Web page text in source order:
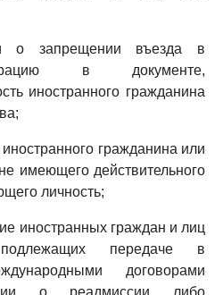
о запрещении въезда в
в документе,
иностранного гражданина
гражданина или
имеющего действительного
личность;
иностранных граждан и лиц
передаче в
договорами
о реадмиссии либо